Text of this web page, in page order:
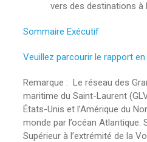
vers des destinations à
Sommaire Exécutif
Veuillez parcourir le rapport
Remarque : Le réseau des
maritime du Saint-Laurent
États-Unis et l’Amérique du
monde par l’océan Atlantique.
Supérieur à l’extrémité de la